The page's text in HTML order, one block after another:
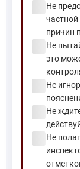
Не
причин
Не
это
Не
Не
Не